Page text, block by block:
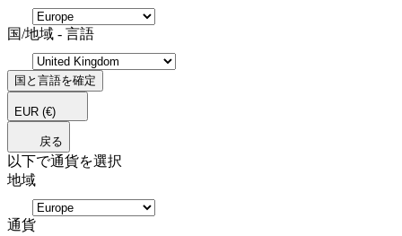
国/地域 - 言語
国と言語を確定
EUR (€)
戻る
以下で通貨を選択
地域
通貨